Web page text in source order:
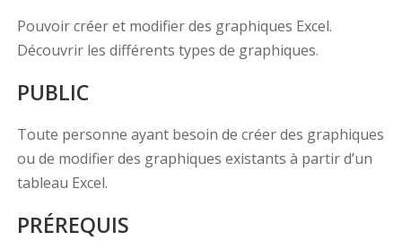
Pouvoir créer et modifier des graphiques Excel.
Découvrir les différents types de graphiques.
PUBLIC
Toute personne ayant besoin de créer des graphiques
ou de modifier des graphiques existants à partir d’un
tableau Excel.
PRÉREQUIS